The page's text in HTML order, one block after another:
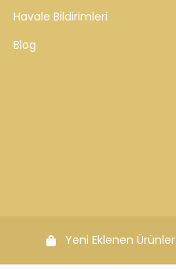
Havale Bildirimleri
Blog
Yeni Eklenen Ürünler